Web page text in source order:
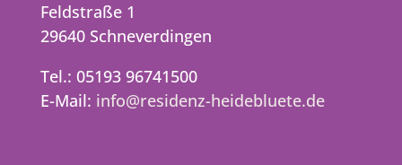
Feldstraße 1
29640 Schneverdingen
Tel.: 05193 96741500
E-Mail: info@residenz-heidebluete.de